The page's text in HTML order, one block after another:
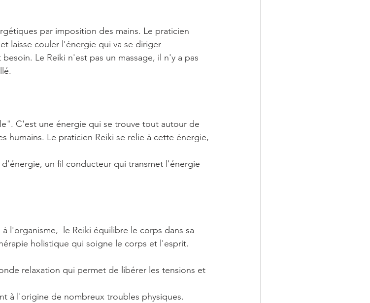
par imposition des mains. Le praticien
laisse couler l'énergie qui va se diriger
Le Reiki n'est pas un massage, il n'y a pas
C'est une énergie qui se trouve tout autour de
humains. Le praticien Reiki se relie à cette énergie,
un fil conducteur qui transmet l'énergie
l'organisme,  le Reiki équilibre le corps dans sa
holistique qui soigne le corps et l'esprit.
relaxation qui permet de libérer les tensions et
à l'origine de nombreux troubles physiques.